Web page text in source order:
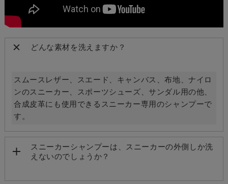
どんな素材を洗えますか？
スムースレザー、スエード、キャンバス、布地、ナイロ
ンのスニーカー、スポーツシューズ、サンダル用の他、
合成皮革にも使用できるスニーカー専用のシャンプーで
す。
スニーカーシャンプーは、スニーカーの外側しか洗
えないのでしょうか？